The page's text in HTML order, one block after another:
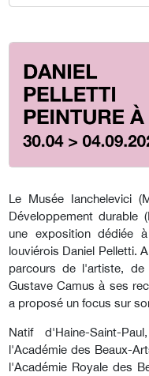
Le Musée Ianchelevici
Développement durable
une exposition dédiée
louviérois Daniel Pelletti.
parcours de l'artiste,
Gustave Camus à ses
a proposé un focus sur
Natif d'Haine-Saint-
l'Académie des Beaux-
l'Académie Royale des